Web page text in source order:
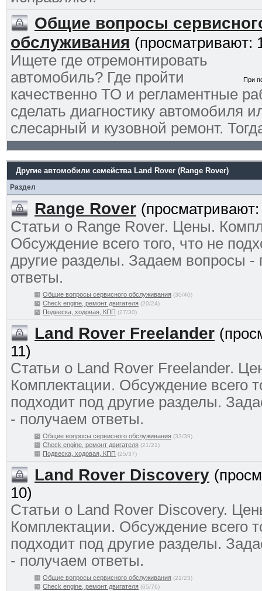
Общие вопросы
обслуживания (просматривают:
При
Ищете где отремонтировать
автомобиль? Где пройти
качественно ТО и регламентные
сделать диагностику автомобиля
слесарный и кузовной ремонт.
Другие автомобили семейства Land Rover (Range Rover)
Раздел
Range Rover
Статьи о Range Rover. Цены.
Обсуждение всего того, что не
другие разделы. Задаем вопросы -
ответы.
Общие вопросы сервисного обслуживания(30/40)
Check engine, ремонт двигателя(20/24)
Подвеска, ходовая, КПП (27/30)
Land Rover Freelander
11)
Статьи о Land Rover Freelander.
Комплектации. Обсуждение всего
подходит под другие разделы.
- получаем ответы.
Общие вопросы сервисного обслуживания(33/39)
Check engine, ремонт двигателя(21/21)
Подвеска, ходовая, КПП (25/37)
Land Rover Discovery
10)
Статьи о Land Rover Discovery.
Комплектации. Обсуждение всего
подходит под другие разделы.
- получаем ответы.
Общие вопросы сервисного обслуживания(21/23)
Check engine, ремонт двигателя(65/76)